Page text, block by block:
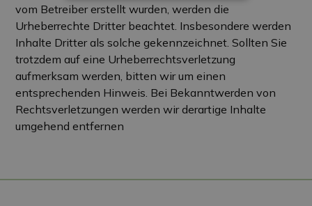
vom Betreiber erstellt wurden, werden die
Urheberrechte Dritter beachtet. Insbesondere werden
Inhalte Dritter als solche gekennzeichnet. Sollten Sie
trotzdem auf eine Urheberrechtsverletzung
aufmerksam werden, bitten wir um einen
entsprechenden Hinweis. Bei Bekanntwerden von
Rechtsverletzungen werden wir derartige Inhalte
umgehend entfernen